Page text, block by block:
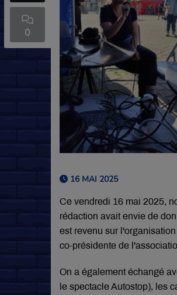
0
16 MAI 2025
Ce vendredi 16 mai 2025,
rédaction avait envie de
est revenu sur
co-présidente de
On a également échangé
le spectacle Autostop), les